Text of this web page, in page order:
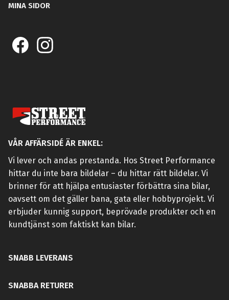
MINA SIDOR
VÅR AFFÄRSIDÉ ÄR ENKEL:
Vi lever och andas prestanda. Hos Street Performance
hittar du inte bara bildelar – du hittar rätt bildelar. Vi
brinner för att hjälpa entusiaster förbättra sina bilar,
oavsett om det gäller bana, gata eller hobbyprojekt. Vi
erbjuder kunnig support, beprövade produkter och en
kundtjänst som faktiskt kan bilar.
SNABB LEVERANS
SNABBA RETURER